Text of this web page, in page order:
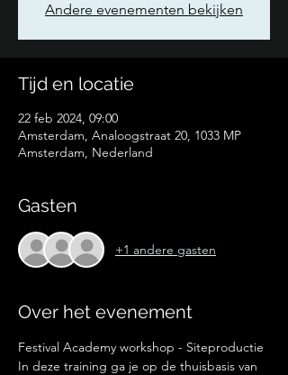
Andere evenementen bekijken
Tijd en locatie
22 feb 2024, 09:00
Amsterdam, Analoogstraat 20, 1033 MP
Amsterdam, Nederland
Gasten
+1 andere gasten
Over het evenement
Festival Academy workshop - Siteproductie
In deze training ga je op de thuisbasis van